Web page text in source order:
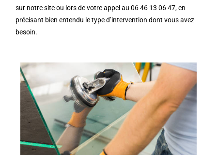
sur notre site ou lors de votre appel au 06 46 13 06 47, en
précisant bien entendu le type d’intervention dont vous avez
besoin.